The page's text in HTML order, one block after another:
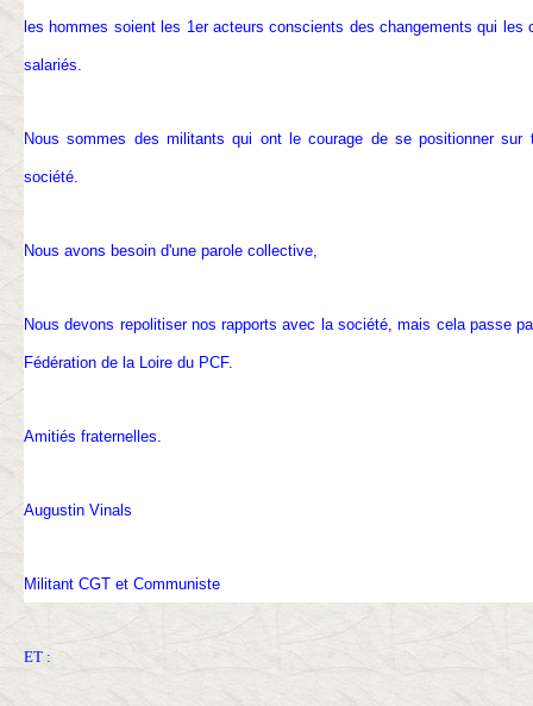
les hommes soient les 1er acteurs conscients des changements qui les
salariés.
Nous sommes des militants qui ont le courage de se positionner sur
société.
Nous avons besoin d'une parole collective,
Nous devons repolitiser nos rapports avec la société, mais cela passe
Fédération de la Loire du PCF.
Amitiés fraternelles.
Augustin Vinals
Militant CGT et Communiste
ET :